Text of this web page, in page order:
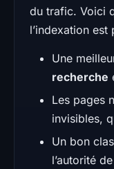
du trafic. Voici
l’indexation
Une
recherche
Les pages
invisibles,
Un bon
l’autorité